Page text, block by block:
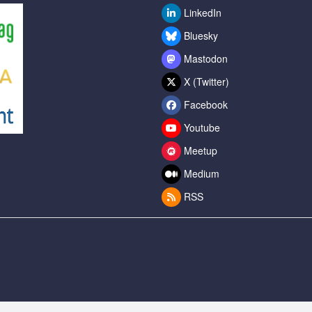
LinkedIn
Bluesky
Mastodon
X (Twitter)
Facebook
Youtube
Meetup
Medium
RSS